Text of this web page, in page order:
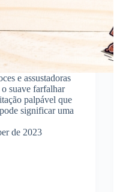
e assustadoras
suave farfalhar
palpável que
significar uma
de 2023